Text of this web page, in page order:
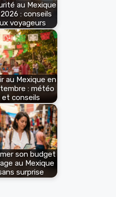
au Mexique
: conseils
voyageurs
au Mexique en
: météo
et conseils
son budget
au Mexique
surprise